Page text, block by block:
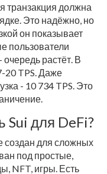
транзакция должна
Это надёжно, но
он показывает
пользователи
растёт. В
20 TPS. Даже
- 10 734 TPS. Это
Sui для DeFi?
создан для сложных
под простые,
NFT, игры. Есть